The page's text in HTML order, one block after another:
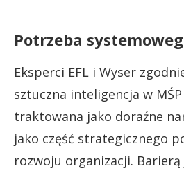
Potrzeba
Eksperci EFL i Wyser
sztuczna inteligencja w
traktowana jako doraźne
jako część strategicznego
rozwoju organizacji.